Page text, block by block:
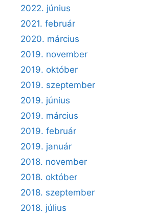
2022. június
2021. február
2020. március
2019. november
2019. október
2019. szeptember
2019. június
2019. március
2019. február
2019. január
2018. november
2018. október
2018. szeptember
2018. július